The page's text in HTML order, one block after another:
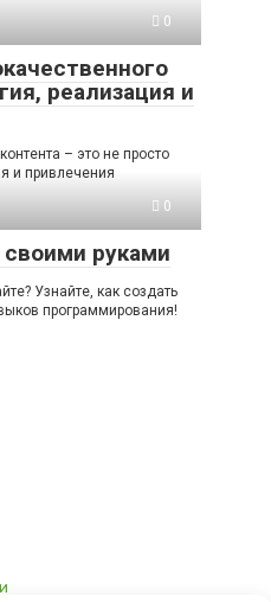
0
реализация и
– это не просто
и привлечения
0
руками
Узнайте, как создать
программирования!